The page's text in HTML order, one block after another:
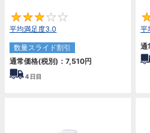
平均満足度3.0
数量スライド割引
通常価格(税別)： 7,510円
4日目
平
通